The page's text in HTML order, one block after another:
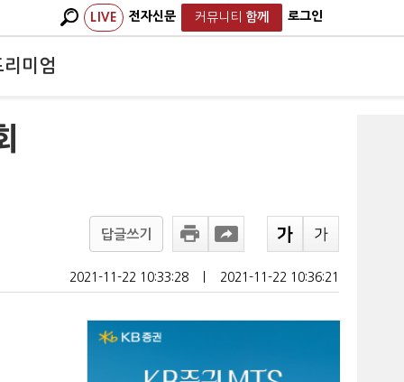
LIVE 전자신문 커뮤니티 함께 로그인
리미엄
답글쓰기
2021-11-22 10:33:28 2021-11-22 10:36:21